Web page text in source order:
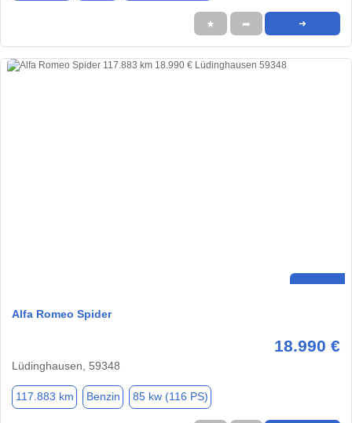
★ ➦ ➜
Alfa Romeo Spider
18.990 €
Lüdinghausen, 59348
117.883 km Benzin 85 kw (116 PS)